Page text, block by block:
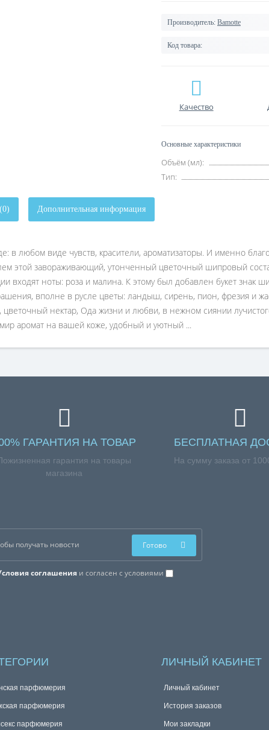
Производитель: Bamotte
Код товара:
Качество
Основные характеристики
Объём (мл):
Тип:
Дополнительная информация
в любом виде чувств, красители, ароматизаторы. И именно
этой завораживающий, утонченный цветочный шипровый
входят ноты: роза и малина. К этому был добавлен букет знак
вполне в русле цветы: ландыш, сирень, пион, фрезия и
нектар, Ода жизни и любви, в нежном сиянии
аромат на вашей коже, удобный и уютный ...
ГАРАНТИЯ НА ТОВАР
гарантия на товары
магазина
БЕСПЛАТНАЯ
На сумму заказа от
соглашения и согласен с условиями
Готово
парфюмерия
парфюмерия
парфюмерия
ЛИЧНЫЙ КАБИНЕТ
Личный кабинет
История заказов
Мои закладки